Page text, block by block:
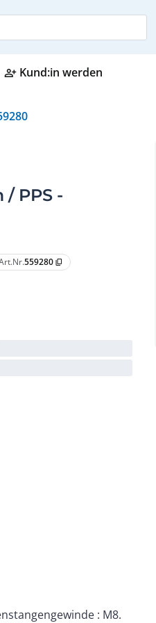
person_add_alt Kund:in werden
PPS -
559280 content_copy